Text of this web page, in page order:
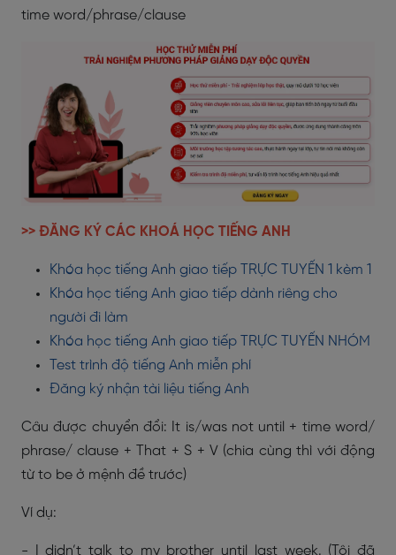
time word/phrase/clause
>> ĐĂNG KÝ CÁC KHOÁ HỌC TIẾNG ANH
Khóa học tiếng Anh giao tiếp TRỰC TUYẾN 1 kèm 1
Khóa học tiếng Anh giao tiếp dành riêng cho
người đi làm
Khóa học tiếng Anh giao tiếp TRỰC TUYẾN NHÓM
Test trình độ tiếng Anh miễn phí
Đăng ký nhận tài liệu tiếng Anh
Câu được chuyển đổi: It is/was not until + time word/
phrase/ clause + That + S + V (chia cùng thì với động
từ to be ở mệnh đề trước)
Ví dụ:
- I didn’t talk to my brother until last week. (Tôi đã